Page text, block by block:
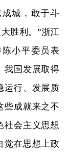
城，敢于斗
胜利。”浙江
小平委员表
我国发展取得
运行、发展质
些成就来之不
社会主义思想
觉在思想上政